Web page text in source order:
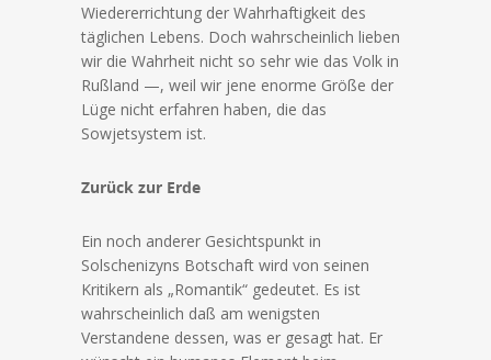
Wiedererrichtung der Wahrhaftigkeit des
täglichen Lebens. Doch wahrscheinlich lieben
wir die Wahrheit nicht so sehr wie das Volk in
Rußland —, weil wir jene enorme Größe der
Lüge nicht erfahren haben, die das
Sowjetsystem ist.
Zurück zur Erde
Ein noch anderer Gesichtspunkt in
Solschenizyns Botschaft wird von seinen
Kritikern als „Romantik“ gedeutet. Es ist
wahrscheinlich daß am wenigsten
Verstandene dessen, was er gesagt hat. Er